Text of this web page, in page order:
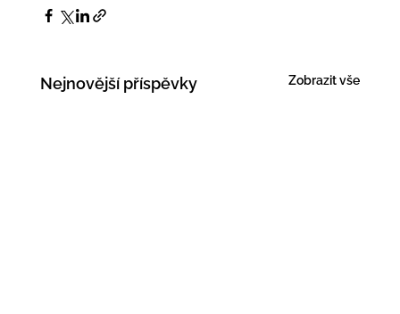
Nejnovější příspěvky Zobrazit vše